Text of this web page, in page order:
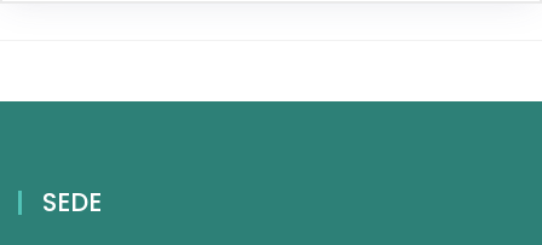
SEDE